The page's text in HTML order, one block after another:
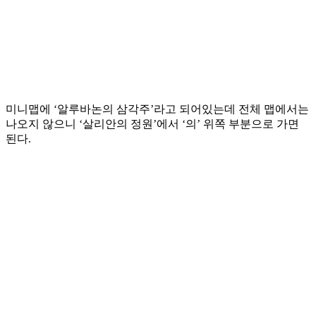
미니맵에 ‘알루바논의 삼각주’라고 되어있는데 전체 맵에서는
나오지 않으니 ‘살리안의 정원’에서 ‘의’ 위쪽 부분으로 가면
된다.